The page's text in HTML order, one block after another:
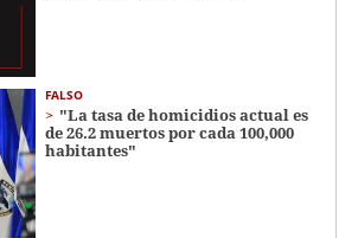
FALSO
"La tasa de homicidios actual es
de 26.2 muertos por cada 100,000
habitantes"